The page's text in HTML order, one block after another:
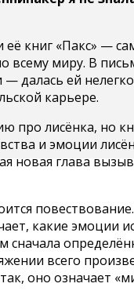
книг «Пакс» —
всему миру. В
далась ей
карьере.
лисёнка, но
и эмоции
новая глава
какие эмоции
сначала
всего
оно означает